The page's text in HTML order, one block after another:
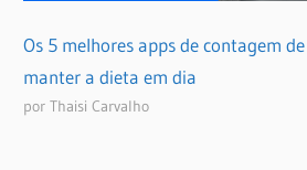
Os 5 melhores apps de contagem
manter a dieta em dia
por Thaisi Carvalho